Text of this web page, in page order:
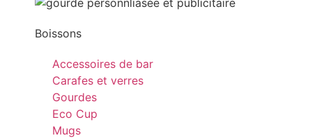
Boissons
Accessoires de bar
Carafes et verres
Gourdes
Eco Cup
Mugs